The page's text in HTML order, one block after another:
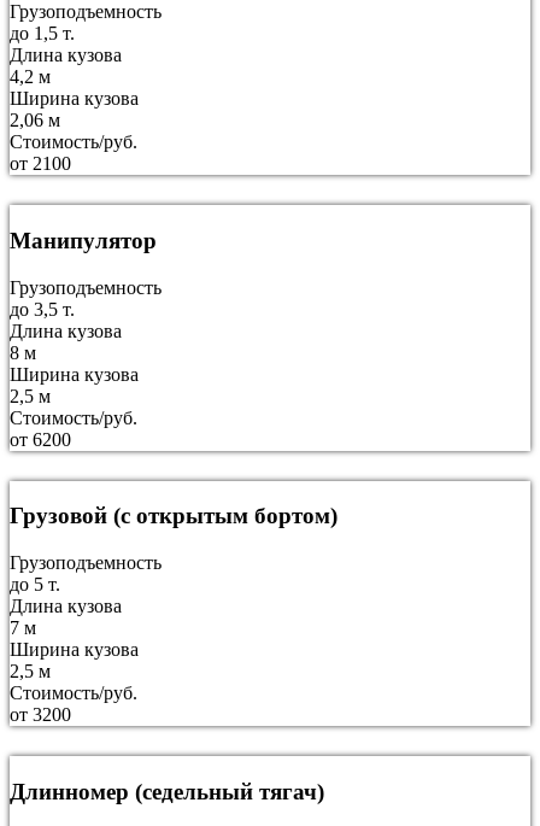
Грузоподъемность
до 1,5 т.
Длина кузова
4,2 м
Ширина кузова
2,06 м
Стоимость/руб.
от 2100
Манипулятор
Грузоподъемность
до 3,5 т.
Длина кузова
8 м
Ширина кузова
2,5 м
Стоимость/руб.
от 6200
Грузовой (с открытым бортом)
Грузоподъемность
до 5 т.
Длина кузова
7 м
Ширина кузова
2,5 м
Стоимость/руб.
от 3200
Длинномер (седельный тягач)